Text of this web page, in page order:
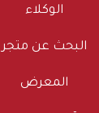
الوكلاء
البحث عن متجر
المعرض